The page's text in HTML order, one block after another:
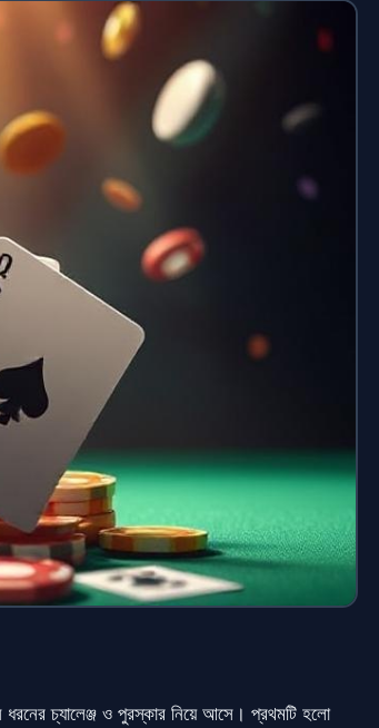
চ্যালেঞ্জ ও পুরস্কার নিয়ে আসে। প্রথমটি হলো